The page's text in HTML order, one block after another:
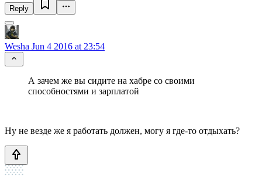
Reply
Wesha Jun 4 2016 at 23:54
А зачем же вы сидите на хабре со своими
способностями и зарплатой
Ну не везде же я работать должен, могу я где-то отдыхать?